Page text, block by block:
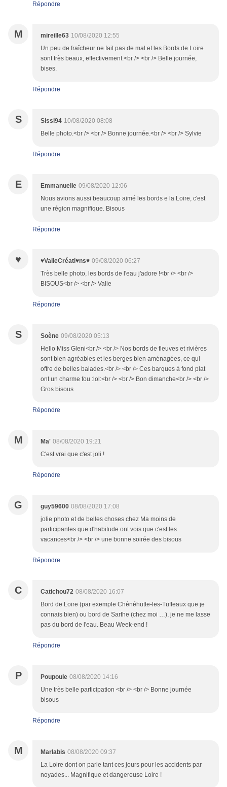
Répondre
M mireille63 10/08/2020 12:55
Un peu de fraîcheur ne fait pas de mal et les Bords de Loire
sont très beaux, effectivement.<br /> <br /> Belle journée,
bises.
Répondre
S Sissi94 10/08/2020 08:08
Belle photo.<br /> <br /> Bonne journée.<br /> <br /> Sylvie
Répondre
E Emmanuelle 09/08/2020 12:06
Nous avions aussi beaucoup aimé les bords e la Loire, c'est
une région magnifique. Bisous
Répondre
♥ ♥ValieCréati♥ns♥ 09/08/2020 06:27
Très belle photo, les bords de l'eau j'adore !<br /> <br />
BISOUS<br /> <br /> Valie
Répondre
S Soène 09/08/2020 05:13
Hello Miss Gleni<br /> <br /> Nos bords de fleuves et rivières
sont bien agréables et les berges bien aménagées, ce qui
offre de belles balades.<br /> <br /> Ces barques à fond plat
ont un charme fou :lol:<br /> <br /> Bon dimanche<br /> <br />
Gros bisous
Répondre
M Ma' 08/08/2020 19:21
C'est vrai que c'est joli !
Répondre
G guy59600 08/08/2020 17:08
jolie photo et de belles choses chez Ma moins de
participantes que d'habitude ont vois que c'est les
vacances<br /> <br /> une bonne soirée des bisous
Répondre
C Catichou72 08/08/2020 16:07
Bord de Loire (par exemple Chénéhutte-les-Tuffeaux que je
connais bien) ou bord de Sarthe (chez moi …), je ne me lasse
pas du bord de l'eau. Beau Week-end !
Répondre
P Poupoule 08/08/2020 14:16
Une très belle participation <br /> <br /> Bonne journée
bisous
Répondre
M Marlabis 08/08/2020 09:37
La Loire dont on parle tant ces jours pour les accidents par
noyades... Magnifique et dangereuse Loire !